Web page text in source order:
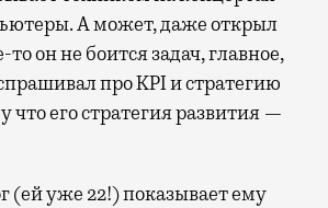
А может, даже открыл
он не боится задач, главное,
про KPI и стратегию
что его стратегия развития —
(ей уже 22!) показывает ему